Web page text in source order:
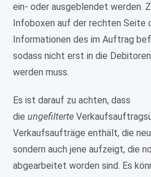
ein- oder ausgeblendet werden.
Infoboxen auf der rechten Seite
Informationen des im Auftrag
sodass nicht erst in die
werden muss.
Es ist darauf zu achten, dass
dieungefilterte
Verkaufsaufträge enthält, die
sondern auch jene aufzeigt, die
abgearbeitet worden sind. Es